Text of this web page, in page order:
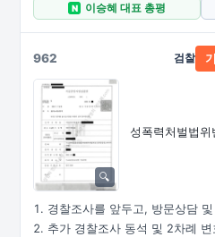
N 이승혜 대표 총평
962
성폭력처벌법위
검찰
경찰조사를 앞두고, 방문상담 및
추가 경찰조사 동석 및 2차례